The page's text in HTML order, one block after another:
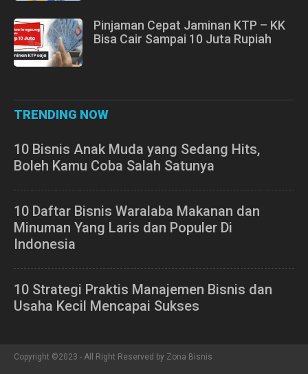
Pinjaman Cepat Jaminan KTP – KK
Bisa Cair Sampai 10 Juta Rupiah
TRENDING NOW
10 Bisnis Anak Muda yang Sedang Hits,
Boleh Kamu Coba Salah Satunya
10 Daftar Bisnis Waralaba Makanan dan
Minuman Yang Laris dan Populer Di
Indonesia
10 Strategi Praktis Manajemen Bisnis dan
Usaha Kecil Mencapai Sukses
Copyright ©2023 - All Right Reserved by Zona Bisnis